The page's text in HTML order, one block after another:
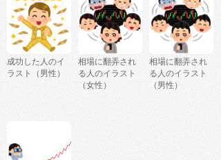
成功した人のイ
ラスト（男性）
相場に翻弄され
る人のイラスト
（女性）
相場に翻弄され
る人のイラスト
（男性）